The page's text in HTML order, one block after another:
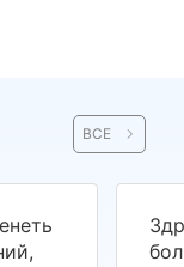
ВСЕ